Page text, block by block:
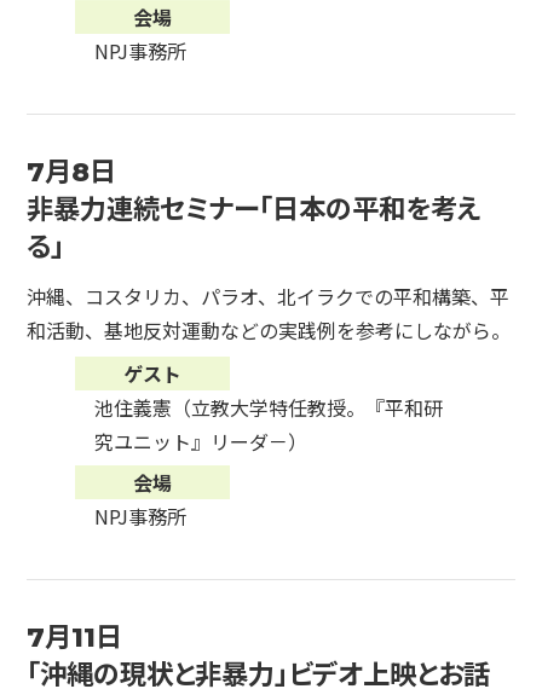
会場
NPJ事務所
7月8日
非暴力連続セミナー「日本の平和を考え
る」
沖縄、コスタリカ、パラオ、北イラクでの平和構築、平
和活動、基地反対運動などの実践例を参考にしながら。
ゲスト
池住義憲（立教大学特任教授。『平和研
究ユニット』リーダ－）
会場
NPJ事務所
7月11日
「沖縄の現状と非暴力」ビデオ上映とお話